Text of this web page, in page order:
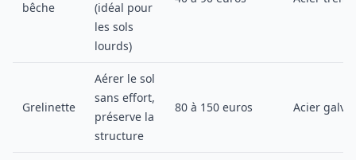
bêche
(idéal pour
les sols
lourds)
Grelinette
Aérer le sol
sans effort,
préserve la
structure
80 à 150 euros Acier